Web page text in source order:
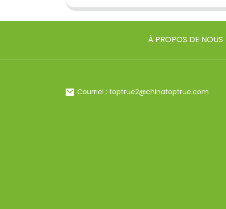
À PROPOS DE NOUS
Courriel : toptrue2@chinatoptrue.com